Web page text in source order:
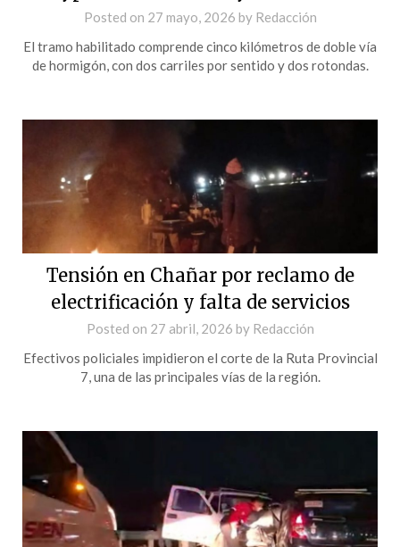
Posted on 27 mayo, 2026 by Redacción
El tramo habilitado comprende cinco kilómetros de doble vía
de hormigón, con dos carriles por sentido y dos rotondas.
Tensión en Chañar por reclamo de
electrificación y falta de servicios
Posted on 27 abril, 2026 by Redacción
Efectivos policiales impidieron el corte de la Ruta Provincial
7, una de las principales vías de la región.